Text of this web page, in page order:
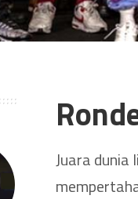
Juara dunia